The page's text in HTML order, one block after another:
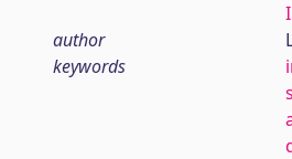
author
keywords